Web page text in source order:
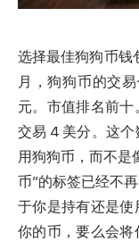
选择最佳狗狗币钱
月，狗狗币的交
元。市值排名前
交易 4 美分。这
用狗狗币，而不
币”的标签已经不
于你是持有还是
你的币，要么会